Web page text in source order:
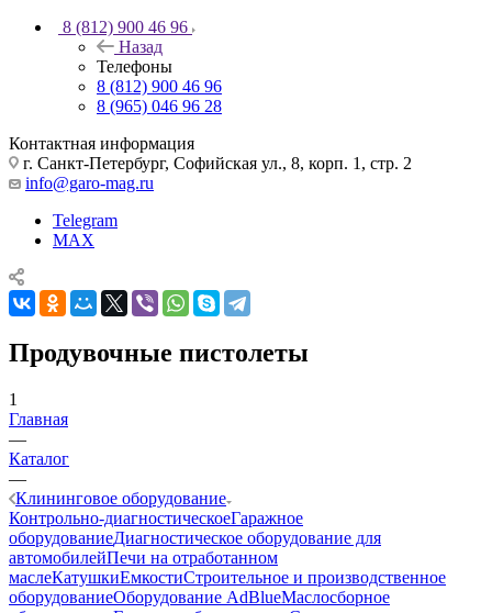
8 (812) 900 46 96
Назад
Телефоны
8 (812) 900 46 96
8 (965) 046 96 28
Контактная информация
г. Санкт-Петербург, Софийская ул., 8, корп. 1, стр. 2
info@garo-mag.ru
Telegram
MAX
Продувочные пистолеты
1
Главная
—
Каталог
—
Клининговое оборудование
Контрольно-диагностическоеГаражное
оборудованиеДиагностическое оборудование для
автомобилейПечи на отработанном
маслеКатушкиЕмкостиСтроительное и производственное
оборудованиеОборудование AdBlueМаслосборное